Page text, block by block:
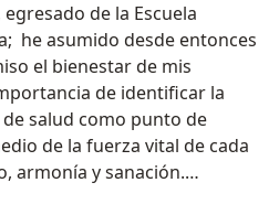
de la Escuela
he asumido desde entonces
el bienestar de mis
de identificar la
salud como punto de
de la fuerza vital de cada
armonía y sanación.